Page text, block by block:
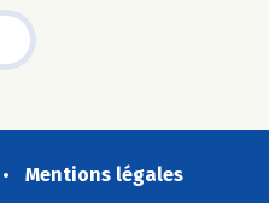
Mentions légales